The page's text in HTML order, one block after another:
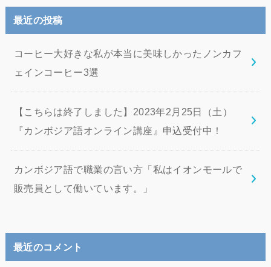
最近の投稿
コーヒー大好きな私が本当に美味しかったノンカフ
ェインコーヒー3選
【こちらは終了しました】2023年2月25日（土）
『カンボジア語オンライン講座』申込受付中！
カンボジア語で職業の言い方「私はイオンモールで
販売員として働いています。」
最近のコメント